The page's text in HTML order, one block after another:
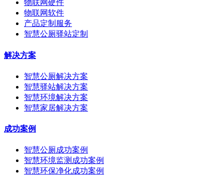
物联网硬件
物联网软件
产品定制服务
智慧公厕驿站定制
解决方案
智慧公厕解决方案
智慧驿站解决方案
智慧环境解决方案
智慧家居解决方案
成功案例
智慧公厕成功案例
智慧环境监测成功案例
智慧环保净化成功案例